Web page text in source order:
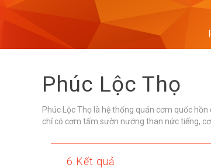
Phúc Lộc Thọ
Phúc Lộc Thọ là hệ thống quán cơm quốc
chỉ có cơm tấm sườn nướng than nức tiếng,
6 Kết quả